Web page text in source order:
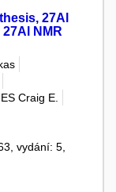
27Al
27Al NMR
Craig E.
vydání: 5,